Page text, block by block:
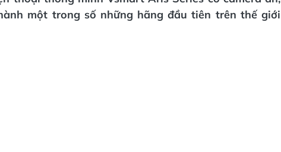
một trong số những hãng đầu tiên trên thế giới